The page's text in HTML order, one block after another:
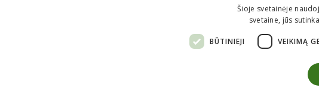
Garantijos
Privatumo politika
Karjera
Šioje svetainėje
svetaine, jūs
BŪTINIEJI VEIKIMĄ